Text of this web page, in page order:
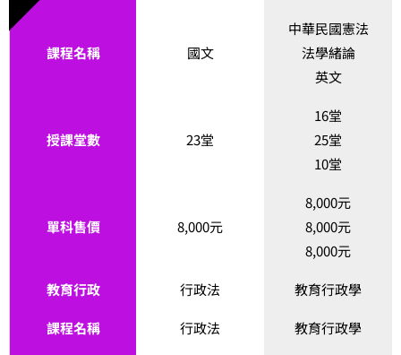
課程名稱 國文
中華民國憲法
法學緒論
英文
授課堂數 23堂
16堂
25堂
10堂
單科售價 8,000元
8,000元
8,000元
8,000元
教育行政 行政法 教育行政學
課程名稱 行政法 教育行政學